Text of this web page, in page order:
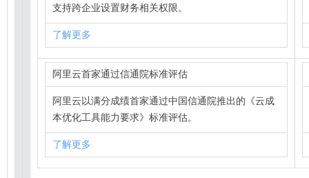
支持跨企业设置财务相关权限。
了解更多
阿里云首家通过信通院标准评估
阿里云以满分成绩首家通过中国信通院推出的《云成
本优化工具能力要求》标准评估。
了解更多